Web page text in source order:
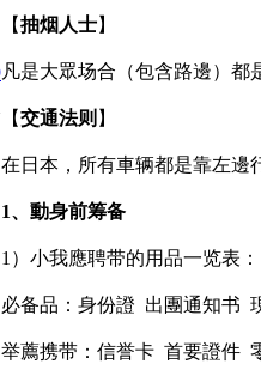
【抽烟人士】
凡是大眾场合（包含路邊）都
【交通法则 】
在日本，所有車辆都是靠左邊
1、動身前筹备
1）小我應聘带的用品一览表：
必备品：身份證 出團通知书
举薦携带：信誉卡 首要證件